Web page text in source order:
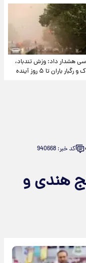
هشدار داد: وزش تندباد،
باران تا ۵ روز آینده
کد خبر: 940668
برنج‌ هندی و